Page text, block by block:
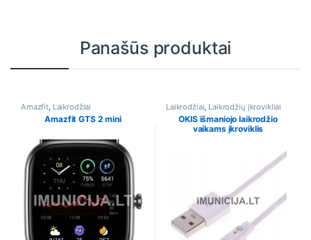
Panašūs produktai
Amazfit Laikrodžiai
Amazfit GTS 2 mini
Laikrodžiai Laikrodžių įkrovikliai
OKIS išmaniojo laikrodžio
vaikams įkroviklis